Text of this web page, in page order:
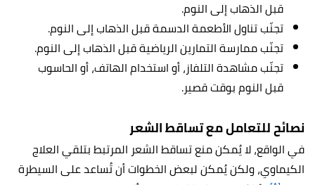
قبل الذهاب إلى النوم.
تجنّب تناول الأطعمة الدسمة قبل الذهاب إلى النوم.
تجنّب ممارسة التمارين الرياضية قبل الذهاب إلى النوم.
تجنّب مشاهدة التلفاز، أو استخدام الهاتف، أو الحاسوب
قبل النوم بوقت قصير.
نصائح للتعامل مع تساقط الشعر
في الواقع، لا يُمكن منع تساقط الشعر المرتبط بتلقي العلاج
الكيماوي، ولكن يُمكن لبعض الخطوات أن تُساعد على السيطرة